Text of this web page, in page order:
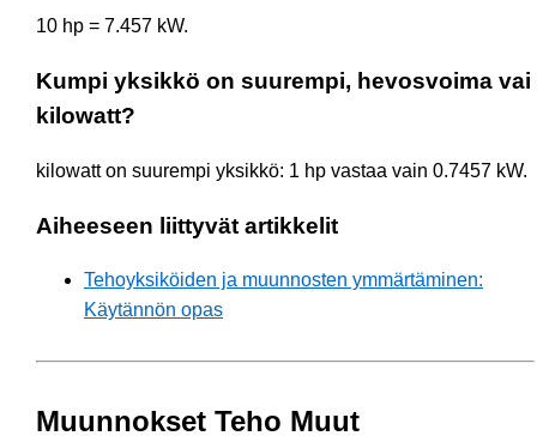
10 hp = 7.457 kW.
Kumpi yksikkö on suurempi, hevosvoima vai
kilowatt?
kilowatt on suurempi yksikkö: 1 hp vastaa vain 0.7457 kW.
Aiheeseen liittyvät artikkelit
Tehoyksiköiden ja muunnosten ymmärtäminen:
Käytännön opas
Muunnokset Teho Muut